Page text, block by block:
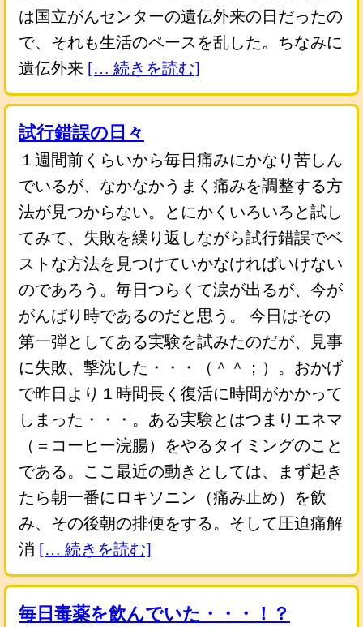
は国立がんセンターの遺伝外来の日だったの
で、それも生活のペースを乱した。ちなみに
遺伝外来 [… 続きを読む]
試行錯誤の日々
１週間前くらいから毎日痛みにかなり苦しん
でいるが、なかなかうまく痛みを調整する方
法が見つからない。とにかくいろいろと試し
てみて、失敗を繰り返しながら試行錯誤でベ
ストな方法を見つけていかなければいけない
のであろう。毎日つらくて涙が出るが、今が
がんばり時であるのだと思う。 今日はその
第一弾としてある実験を試みたのだが、見事
に失敗、撃沈した・・・（＾＾；）。おかげ
で昨日より１時間長く復活に時間がかかって
しまった・・・。ある実験とはつまりエネマ
（＝コーヒー浣腸）をやるタイミングのこと
である。ここ最近の動きとしては、まず起き
たら朝一番にロキソニン（痛み止め）を飲
み、その後朝の排便をする。そして圧迫痛解
消 [… 続きを読む]
毎日毒薬を飲んでいた・・・！？